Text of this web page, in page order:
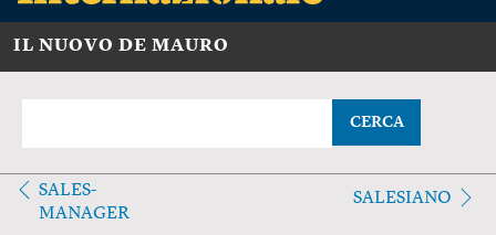
IL NUOVO DE MAURO
CERCA
SALES-
MANAGER
SALESIANO